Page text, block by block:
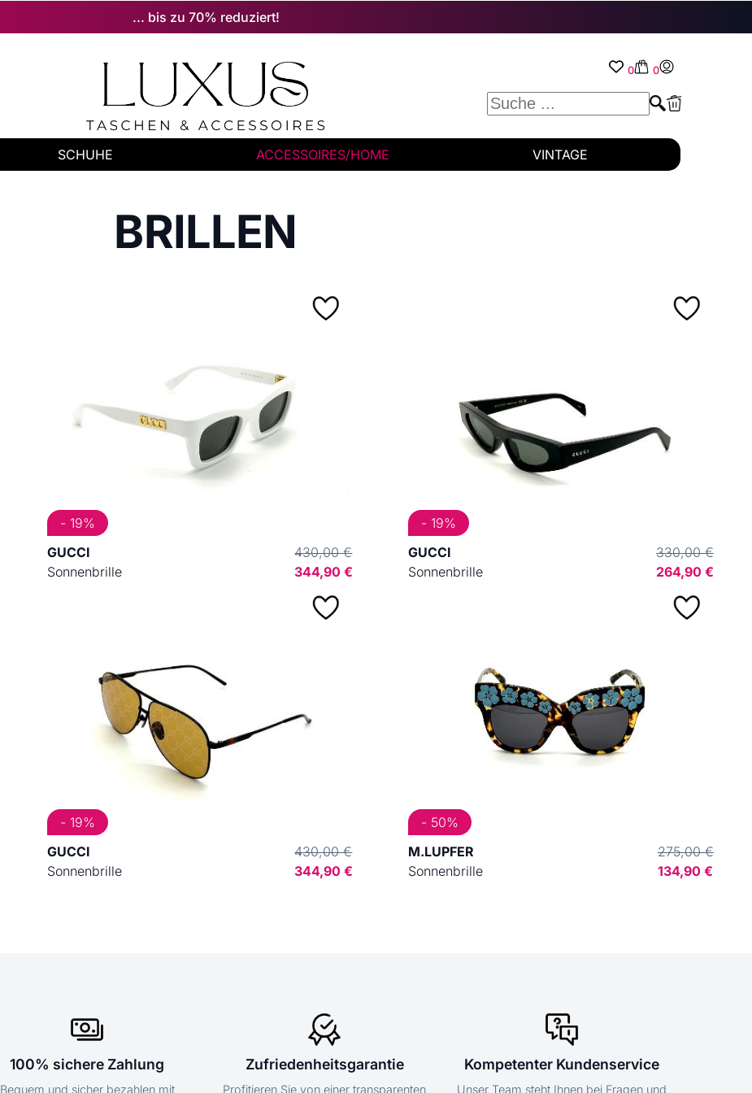
... bis zu 70% reduziert!
0 0
SCHUHE ACCESSOIRES/HOME VINTAGE
BRILLEN
GUCCI
Sonnenbrille
430,00 €
344,90 €
- 19%
GUCCI
Sonnenbrille
330,00 €
264,90 €
- 19%
GUCCI
Sonnenbrille
430,00 €
344,90 €
- 19%
M.LUPFER
Sonnenbrille
275,00 €
134,90 €
- 50%
100% sichere Zahlung
Bequem und sicher bezahlen mit
Zufriedenheitsgarantie
Profitieren Sie von einer transparenten
Kompetenter Kundenservice
Unser Team steht Ihnen bei Fragen und